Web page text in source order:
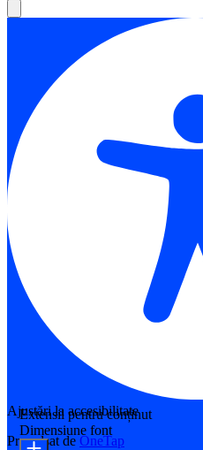
Ajustări la accesibilitate
Propulsat de OneTap
Extensii pentru conținut
Dimensiune font